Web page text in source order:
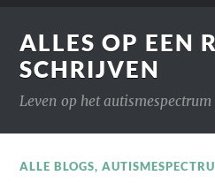
ALLES OP EEN
SCHRIJVEN
Leven op het autismespectrum
ALLE BLOGS,